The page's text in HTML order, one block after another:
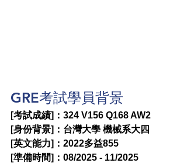
GRE考試學員背景
[考試成績]：324 V156 Q168 AW2
[身份背景]：台灣大學 機械系大四
[英文能力]：2022多益855
[準備時間]：08/2025 - 11/2025